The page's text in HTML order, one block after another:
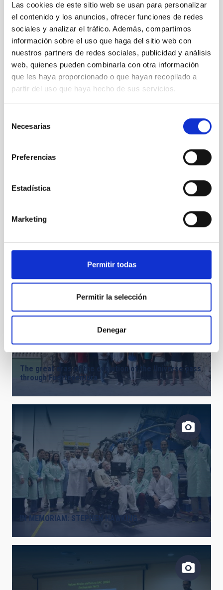
Las cookies de este sitio web se usan para personalizar
el contenido y los anuncios, ofrecer funciones de redes
sociales y analizar el tráfico. Además, compartimos
información sobre el uso que haga del sitio web con
nuestros partners de redes sociales, publicidad y análisis
web, quienes pueden combinarla con otra información
que les haya proporcionado o que hayan recopilado a
partir del uso que haya hecho de sus servicios.
Necesarias
Preferencias
Estadística
Marketing
Permitir todas
Permitir la selección
Denegar
El rentable legado de una ley única en el mundo
The great eras of the evolution of the Universe pass
through Fuerteventura
IN MEMORIAM: STEPHEN HAWKING